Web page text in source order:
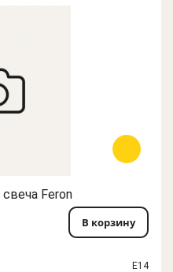
Feron
В корзину
E14